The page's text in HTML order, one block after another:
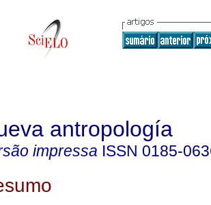
antropología
impressa ISSN 0185-